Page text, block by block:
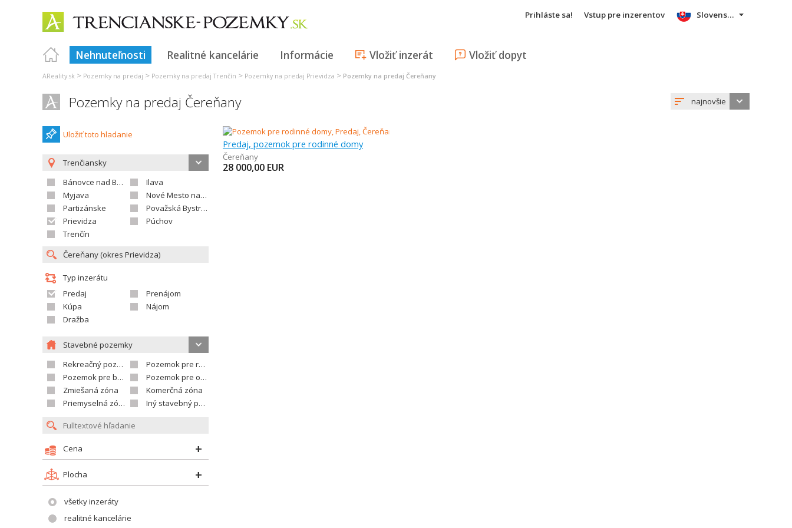
Prihláste sa! Vstup pre inzerentov
Nehnuteľnosti Realitné kancelárie Informácie Vložiť inzerát Vložiť dopyt
Slovensky
AReality.sk > Pozemky na predaj > Pozemky na predaj Trenčín > Pozemky na predaj Prievidza > Pozemky na predaj Čereňany
Pozemky na predaj Čereňany najnovšie
Uložiť toto hladanie
Trenčiansky
Bánovce nad Bebravou
Ilava
Myjava
Nové Mesto nad Váhom
Partizánske
Považská Bystrica
Prievidza
Púchov
Trenčín
Typ inzerátu
Predaj
Prenájom
Kúpa
Nájom
Dražba
Stavebné pozemky
Rekreačný pozemok
Pozemok pre rodinné domy
Pozemok pre bytovú výstavbu
Pozemok pre občian.vybavenosť
Zmiešaná zóna
Komerčná zóna
Priemyselná zóna
Iný stavebný pozemok
Cena
Plocha
všetky inzeráty
realitné kancelárie
Predaj, pozemok pre rodinné domy
Čereňany
28 000,00 EUR